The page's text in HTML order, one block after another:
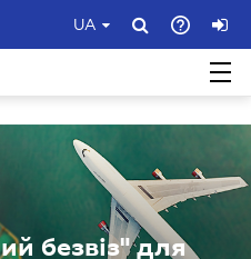
UA
безвіз" для